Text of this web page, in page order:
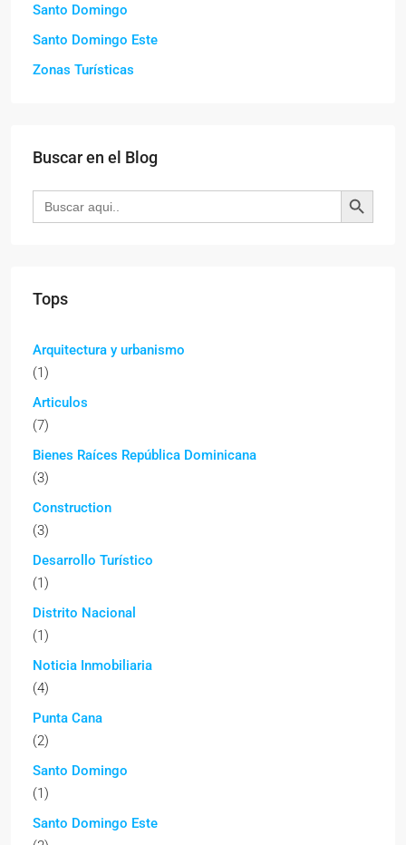
Santo Domingo
Santo Domingo Este
Zonas Turísticas
Buscar en el Blog
Buscar: Botón de búsqueda
Tops
Arquitectura y urbanismo
(1)
Articulos
(7)
Bienes Raíces República Dominicana
(3)
Construction
(3)
Desarrollo Turístico
(1)
Distrito Nacional
(1)
Noticia Inmobiliaria
(4)
Punta Cana
(2)
Santo Domingo
(1)
Santo Domingo Este